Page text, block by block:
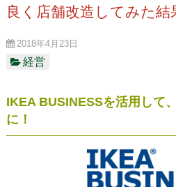
良く店舗改造してみた結
2018年4月23日
経営
IKEA BUSINESSを活用して
に！